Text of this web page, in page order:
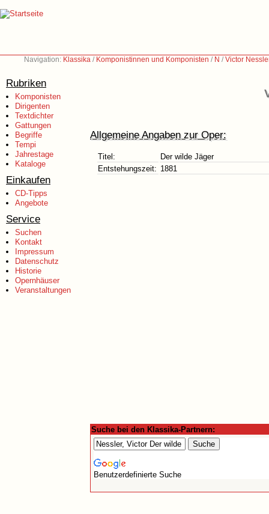
Navigation: Klassika / Komponistinnen und Komponisten / N /Victor
Rubriken
Komponisten
Dirigenten
Textdichter
Gattungen
Begriffe
Tempi
Jahrestage
Kataloge
Einkaufen
CD-Tipps
Angebote
Service
Suchen
Kontakt
Impressum
Datenschutz
Historie
Opernhäuser
Veranstaltungen
Allgemeine Angaben zur Oper:
Titel:
Der wilde Jäger
Entstehungszeit: 1881
Suche bei den Klassika-Partnern:
Benutzerdefinierte Suche